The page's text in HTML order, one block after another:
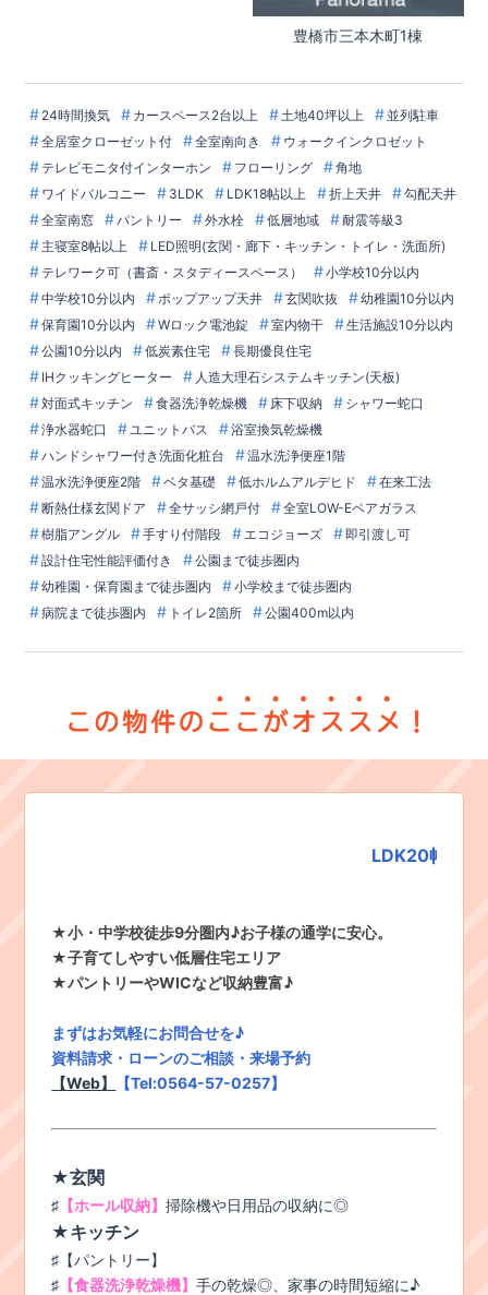
24時間換気 カースペース2台以上 土地40坪以上
並列駐車
全居室クローゼット付
全室南向き
ウォークインクロゼット
テレビモニタ付インターホン
フローリング
角地
ワイドバルコニー
3LDK LDK18帖以上 折上天井
勾配天井
全室南窓
パントリー 外水栓 低層地域
耐震等級3
主寝室8帖以上
LED照明(玄関・廊下・キッチン・トイレ・洗面所)
テレワーク可（書斎・スタディースペース）
小学校10分以内
中学校10分以内
ポップアップ天井 玄関吹抜
幼稚園10分以内
保育園10分以内
Wロック電池錠 室内物干
生活施設10分以内
公園10分以内
低炭素住宅
長期優良住宅
IHクッキングヒーター
人造大理石システムキッチン(天板)
対面式キッチン
食器洗浄乾燥機 床下収納
シャワー蛇口
浄水器蛇口
ユニットバス
浴室換気乾燥機
ハンドシャワー付き洗面化粧台
温水洗浄便座1階
温水洗浄便座2階
ベタ基礎 低ホルムアルデヒド
在来工法
断熱仕様玄関ドア
全サッシ網戸付
全室LOW-Eペアガラス
樹脂アングル
手すり付階段 エコジョーズ
即引渡し可
設計住宅性能評価付き
公園まで徒歩圏内
幼稚園・保育園まで徒歩圏内
小学校まで徒歩圏内
病院まで徒歩圏内
トイレ2箇所 公園400m以内
豊橋市三本木町1棟
LDK20帖超・カースペース並列
★小・中学校徒歩9分圏内♪お子様の通学に安心。
★子育てしやすい低層住宅エリア
★パントリーやWICなど収納豊富♪
まずはお気軽にお問合せを♪
資料請求・ローンのご相談・来場予約
【Web】
【Tel:0564-57-0257】
★玄関
♯ 【ホール収納】掃除機や日用品の収納に◎
★キッチン
♯【パントリー】
♯ 【食器洗浄乾燥機】手の乾燥◎、家事の時間短縮に♪